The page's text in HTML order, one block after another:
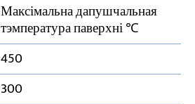
Максімальна дапушчальная
тэмпература паверхні ℃
450
300